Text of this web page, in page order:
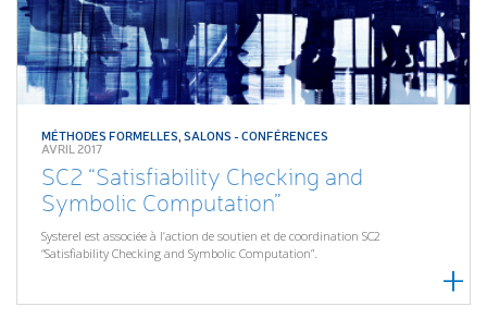
MÉTHODES FORMELLES ,SALONS - CONFÉRENCES
AVRIL 2017
SC2 “Satisfiability Checking and
Symbolic Computation”
Systerel est associée à l’action de soutien et de coordination SC2
“Satisfiability Checking and Symbolic Computation”.